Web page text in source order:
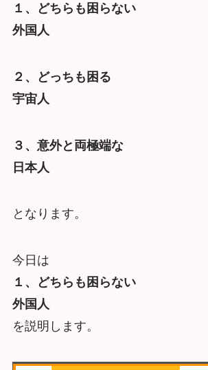
１、どちらも困らない
外国人
２、どっちも困る
宇宙人
３、意外と両極端な
日本人
となります。
今日は
１、どちらも困らない
外国人
を説明します。